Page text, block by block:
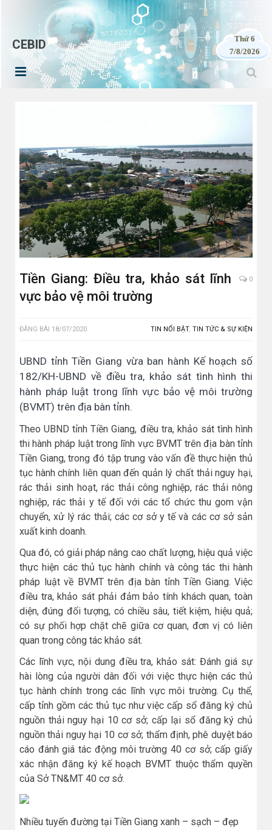
CEBID
Thứ 6
7/8/2026
Tiền Giang: Điều tra, khảo sát lĩnh
vực bảo vệ môi trường
0
ĐĂNG BÀI 18/07/2020 TIN NỔI BẬT, TIN TỨC & SỰ KIỆN
UBND tỉnh Tiền Giang vừa ban hành Kế hoạch số
182/KH-UBND về điều tra, khảo sát tình hình thi
hành pháp luật trong lĩnh vực bảo vệ môi trường
(BVMT) trên địa bàn tỉnh.
Theo UBND tỉnh Tiền Giang, điều tra, khảo sát tình hình
thi hành pháp luật trong lĩnh vực BVMT trên địa bàn tỉnh
Tiền Giang, trong đó tập trung vào vấn đề thực hiện thủ
tục hành chính liên quan đến quản lý chất thải nguy hại,
rác thải sinh hoạt, rác thải công nghiệp, rác thải nông
nghiệp, rác thải y tế đối với các tổ chức thu gom vận
chuyển, xử lý rác thải; các cơ sở y tế và các cơ sở sản
xuất kinh doanh.
Qua đó, có giải pháp nâng cao chất lượng, hiệu quả việc
thực hiện các thủ tục hành chính và công tác thi hành
pháp luật về BVMT trên địa bàn tỉnh Tiền Giang. Việc
điều tra, khảo sát phải đảm bảo tính khách quan, toàn
diện, đúng đối tượng, có chiều sâu, tiết kiệm, hiệu quả;
có sự phối hợp chặt chẽ giữa cơ quan, đơn vị có liên
quan trong công tác khảo sát.
Các lĩnh vực, nội dung điều tra, khảo sát: Đánh giá sự
hài lòng của người dân đối với việc thực hiện các thủ
tục hành chính trong các lĩnh vực môi trường. Cụ thể,
cấp tỉnh gồm các thủ tục như việc cấp sổ đăng ký chủ
nguồn thải nguy hại 10 cơ sở; cấp lại sổ đăng ký chủ
nguồn thải nguy hại 10 cơ sở; thẩm định, phê duyệt báo
cáo đánh giá tác động môi trường 40 cơ sở; cấp giấy
xác nhận đăng ký kế hoạch BVMT thuộc thẩm quyền
của Sở TN&MT 40 cơ sở.
Nhiều tuyến đường tại Tiền Giang xanh – sạch – đẹp